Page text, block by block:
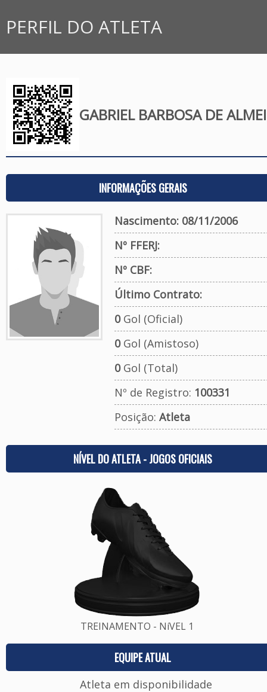
PERFIL DO ATLETA
GABRIEL BARBOSA DE
INFORMAÇÕES GERAIS
Nascimento: 08/11/2006
Nº FFERJ:
Nº CBF:
Último Contrato:
0Gol (Oficial)
0Gol (Amistoso)
0Gol (Total)
Nº de Registro: 100331
Posição: Atleta
NÍVEL DO ATLETA - JOGOS OFICIAIS
TREINAMENTO - NíVEL 1
EQUIPE ATUAL
Atleta em disponibilidade